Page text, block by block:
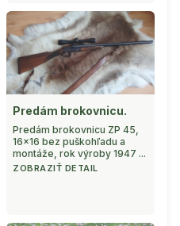
diaľkomera pred
poškodením, prasknutím a
škrabancam ...
Predám brokovnicu.
Predám brokovnicu ZP 45,
16x16 bez puškohľadu a
montáže, rok výroby 1947 ...
ZOBRAZIŤ DETAIL